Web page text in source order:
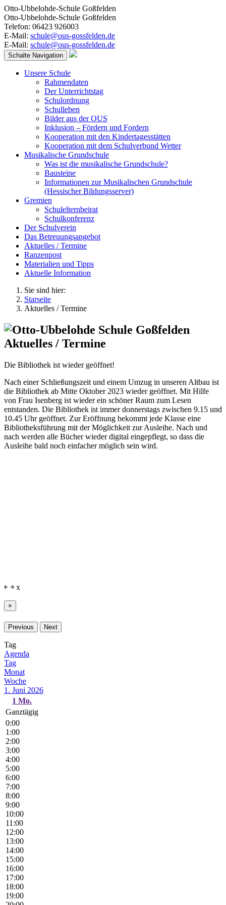
Otto-Ubbelohde-Schule Goßfelden
Otto-Ubbelohde-Schule Goßfelden
Telefon: 06423 926003
E-Mail: schule@ous-gossfelden.de
E-Mail: schule@ous-gossfelden.de
Schalte Navigation
Unsere Schule
Rahmendaten
Der Unterrichtstag
Schulordnung
Schulleben
Bilder aus der OUS
Inklusion – Fördern und Fordern
Kooperation mit den Kindertagesstätten
Kooperation mit dem Schulverbund Wetter
Musikalische Grundschule
Was ist die musikalische Grundschule?
Bausteine
Informationen zur Musikalischen Grundschule
(Hessischer Bildungsserver)
Gremien
Schulelternbeirat
Schulkonferenz
Der Schulverein
Das Betreuungsangebot
Aktuelles / Termine
Ranzenpost
Materialien und Tipps
Aktuelle Information
Sie sind hier:
Starseite
Aktuelles / Termine
Aktuelles / Termine
Die Bibliothek ist wieder geöffnet!
Nach einer Schließungszeit und einem Umzug in unseren Altbau ist
die Bibliothek ab Mitte Oktober 2023 wieder geöffnet. Mit Hilfe
von Frau Isenberg ist wieder ein schöner Raum zum Lesen
entstanden. Die Bibliothek ist immer donnerstags zwischen 9.15 und
10.45 Uhr geöffnet. Zur Eröffnung bekommt jede Klasse eine
Bibliotheksführung mit der Möglichkeit zur Ausleihe. Nach und
nach werden alle Bücher wieder digital eingepflegt, so dass die
Ausleihe bald noch einfacher möglich sein wird.
￩ ￫ x
×
Previous Next
Tag
Agenda
Tag
Monat
Woche
1. Juni 2026
1 Mo.
Ganztägig
0:00
1:00
2:00
3:00
4:00
5:00
6:00
7:00
8:00
9:00
10:00
11:00
12:00
13:00
14:00
15:00
16:00
17:00
18:00
19:00